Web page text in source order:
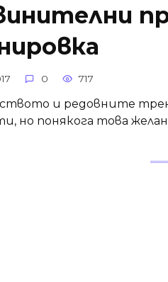
0 717
и редовните
но понякога това